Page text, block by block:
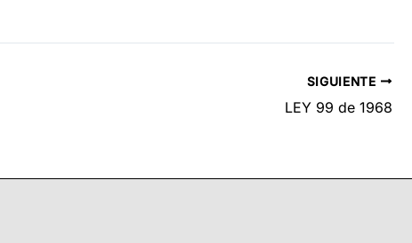
SIGUIENTE
LEY 99 de 1968